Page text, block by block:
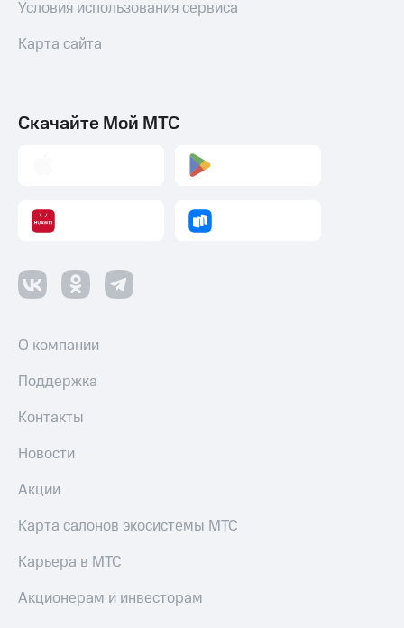
Условия использования сервиса
Карта сайта
Скачайте Мой МТС
О компании
Поддержка
Контакты
Новости
Акции
Карта салонов экосистемы МТС
Карьера в МТС
Акционерам и инвесторам